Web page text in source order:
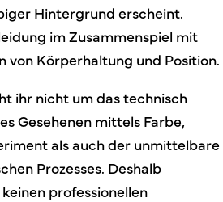
Hintergrund erscheint.
im Zusammenspiel mit
von Körperhaltung und Position.
ihr nicht um das technisch
Gesehenen mittels Farbe,
als auch der unmittelbare
Prozesses. Deshalb
professionellen